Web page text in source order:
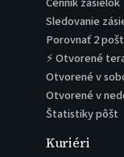
Sledovanie
Porovnať 2
⚡ Otvorené
Otvorené v
Otvorené v
Štatistiky pôšt
Kuriéri